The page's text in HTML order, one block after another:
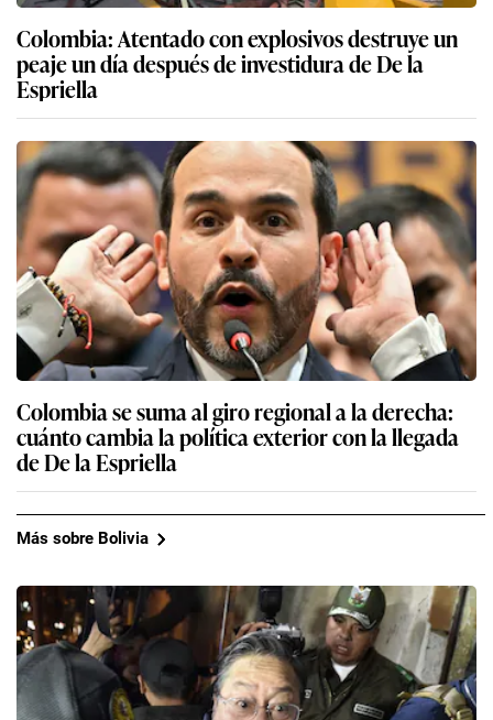
Colombia: Atentado con explosivos destruye un
peaje un día después de investidura de De la
Espriella
Colombia se suma al giro regional a la derecha:
cuánto cambia la política exterior con la llegada
de De la Espriella
Más sobre Bolivia